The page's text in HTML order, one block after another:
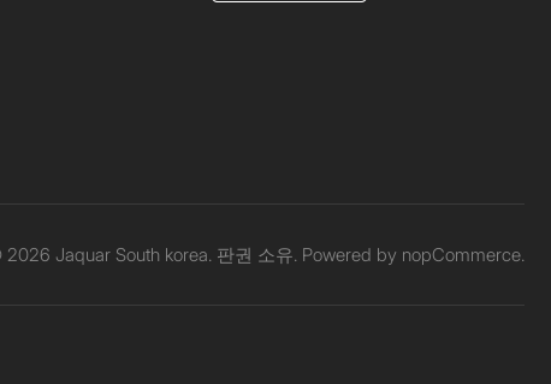
Jaquar South korea. 판권 소유. Powered by nopCommerce.